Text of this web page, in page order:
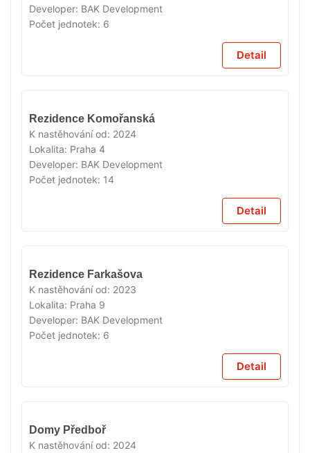
Developer: BAK Development
Počet jednotek: 6
Detail
Rezidence Komořanská
K nastěhování od: 2024
Lokalita: Praha 4
Developer: BAK Development
Počet jednotek: 14
Detail
Rezidence Farkašova
K nastěhování od: 2023
Lokalita: Praha 9
Developer: BAK Development
Počet jednotek: 6
Detail
Domy Předboř
K nastěhování od: 2024